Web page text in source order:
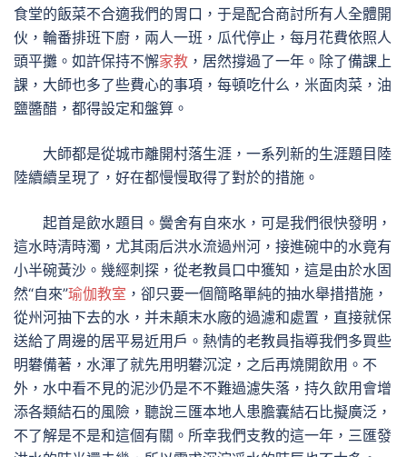
食堂的飯菜不合適我們的胃口，于是配合商討所有人全體開
伙，輪番排班下廚，兩人一班，瓜代停止，每月花費依照人
頭平攤。如許保持不懈家教 ，居然撐過了一年。除了備課上
課，大師也多了些費心的事項，每頓吃什么，米面肉菜，油
鹽醬醋，都得設定和盤算。
大師都是從城市離開村落生涯，一系列新的生涯題目陸
陸續續呈現了，好在都慢慢取得了對於的措施。
起首是飲水題目。黌舍有自來水，可是我們很快發明，
這水時清時濁，尤其雨后洪水流過州河，接進碗中的水竟有
小半碗黃沙。幾經刺探，從老教員口中獲知，這是由於水固
然“自來”瑜伽教室 ，卻只要一個簡略單純的抽水舉措措施，
從州河抽下去的水，并未顛末水廠的過濾和處置，直接就保
送給了周邊的居平易近用戶。熱情的老教員指導我們多買些
明礬備著，水渾了就先用明礬沉淀，之后再燒開飲用。不
外，水中看不見的泥沙仍是不不難過濾失落，持久飲用會增
添各類結石的風險，聽說三匯本地人患膽囊結石比擬廣泛，
不了解是不是和這個有關。所幸我們支教的這一年，三匯發